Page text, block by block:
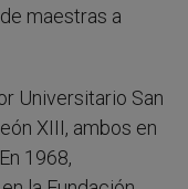
maestras a
Universitario San
XIII, ambos en
1968,